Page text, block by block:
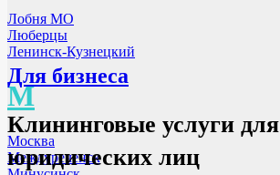
Лобня МО
Люберцы
Ленинск-Кузнецкий
М
Москва
Междуреченск
Для бизнеса
Клининговые услуги для
юридических лиц